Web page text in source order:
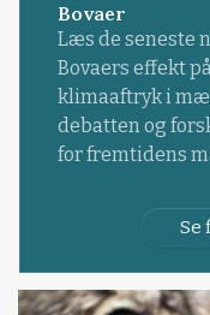
Bovaer
Læs de seneste
Bovaers effekt
klimaaftryk i
debatten og
for fremtidens
Se